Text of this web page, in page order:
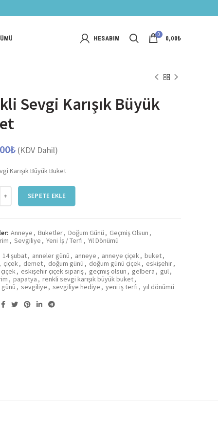
HESABIM 0 0,00₺
Sevgi Karışık Büyük
₺ (KDV Dahil)
Karışık Büyük Buket
Karışık Büyük Buket adet
SEPETE EKLE
Anneye , Buketler, Doğum Günü , Geçmiş Olsun ,
, Sevgiliye , Yeni İş / Terfi , Yıl Dönümü
14 şubat, anneler günü , anneye , anneye çiçek, buket,
çiçek, demet, doğum günü , doğum günü çiçek, eskişehir,
, eskişehir çiçek sipariş, geçmiş olsun , gelbera , gül,
, papatya , renkli sevgi karışık büyük buket,
, sevgiliye , sevgiliye hediye , yeni iş terfi , yıl dönümü